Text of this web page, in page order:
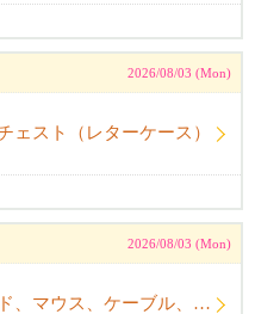
2026/08/03 (Mon)
ェスト（レターケース）
2026/08/03 (Mon)
28. モニター、キーボード、マウス、ケーブル、アームレスト一式